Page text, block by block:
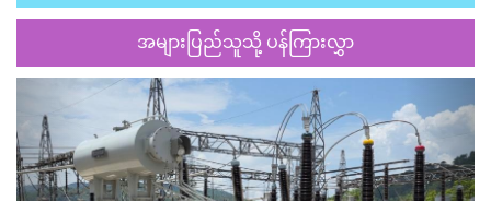
အများပြည်သူသို့ ပန်ကြားလွှာ
Previous